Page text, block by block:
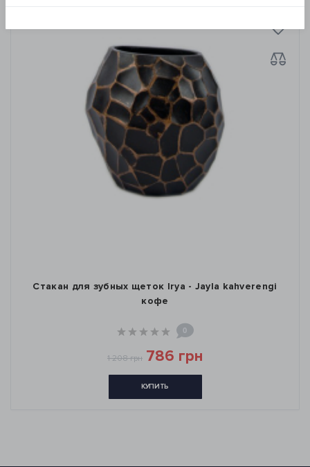
Стакан для зубных щеток Irya - Jayla kahverengi
кофе
0
1 208 грн 786 грн
КУПИТЬ